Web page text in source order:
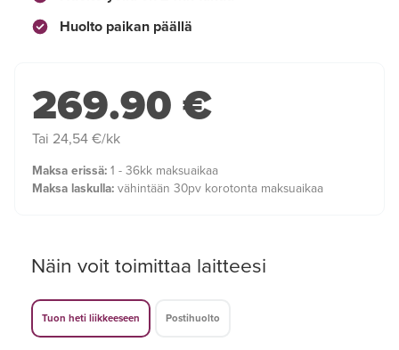
Huolto paikan päällä
269.90 €
Tai 24,54 €/kk
Maksa erissä: 1 - 36kk maksuaikaa
Maksa laskulla: vähintään 30pv korotonta maksuaikaa
Näin voit toimittaa laitteesi
Tuon heti liikkeeseen Postihuolto